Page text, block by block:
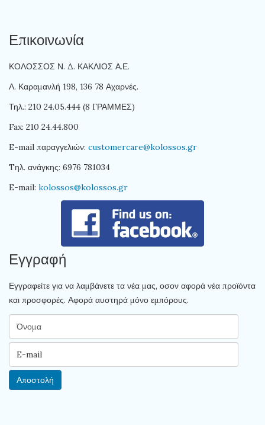
Επικοινωνία
ΚΟΛΟΣΣΟΣ Ν. Δ. ΚΑΚΛΙΟΣ Α.Ε.
Λ. Καραμανλή 198, 136 78 Αχαρνές.
Τηλ.: 210 24.05.444 (8 ΓΡΑΜΜΕΣ)
Fax: 210 24.44.800
E-mail παραγγελιών: customercare@kolossos.gr
Tηλ. ανάγκης: 6976 781034
E-mail: kolossos@kolossos.gr
Εγγραφή
Εγγραφείτε για να λαμβάνετε τα νέα μας, οσον αφορά νέα προϊόντα
και προσφορές. Αφορά αυστηρά μόνο εμπόρους.